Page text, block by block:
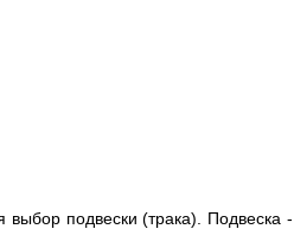
подвески (трака). Подвеска -